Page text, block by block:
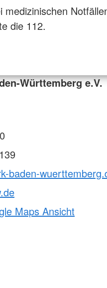
medizinischen
die 112.
Württemberg e.V.
baden-
Maps Ansicht